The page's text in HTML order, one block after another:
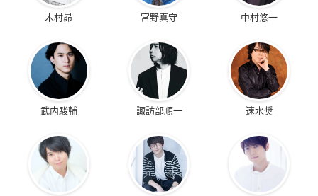
木村昴 宮野真守 中村悠一
武内駿輔 諏訪部順一 速水奨